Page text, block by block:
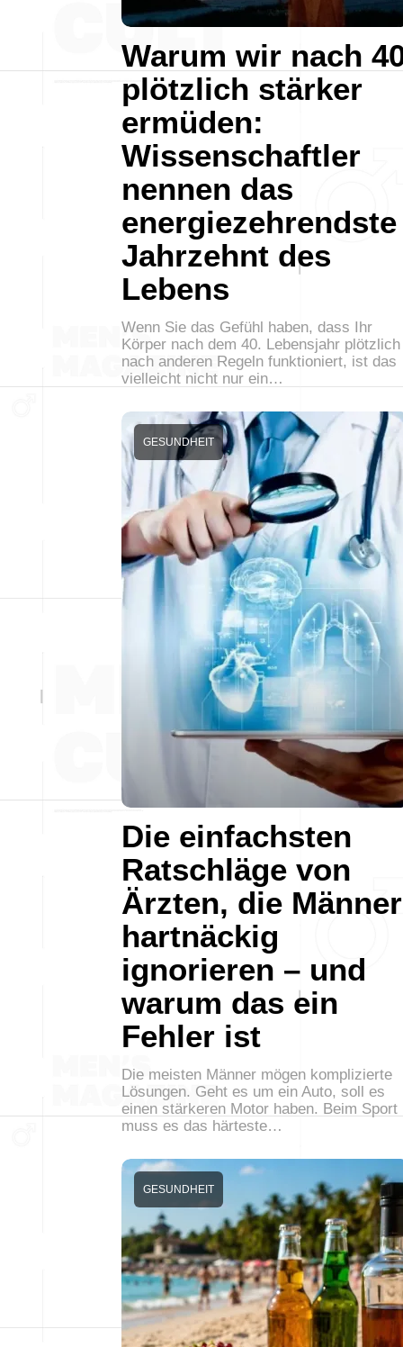
Warum wir nach
plötzlich stärker
ermüden:
Wissenschaftler
nennen das
energiezehrendste
Jahrzehnt des
Lebens
Wenn Sie das Gefühl haben, dass Ihr
Körper nach dem 40. Lebensjahr plötzlich
nach anderen Regeln funktioniert, ist das
vielleicht nicht nur ein…
Die einfachsten
Ratschläge von
Ärzten, die Männer
hartnäckig
ignorieren – und
warum das ein
Fehler ist
GESUNDHEIT
Die meisten Männer mögen komplizierte
Lösungen. Geht es um ein Auto, soll es
einen stärkeren Motor haben. Beim Sport
muss es das härteste…
GESUNDHEIT